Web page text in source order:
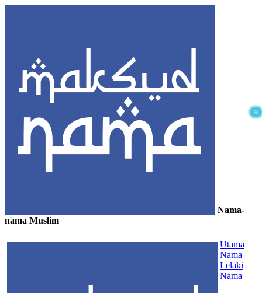
×
Nama-
nama Muslim
Utama
Nama
Lelaki
Nama